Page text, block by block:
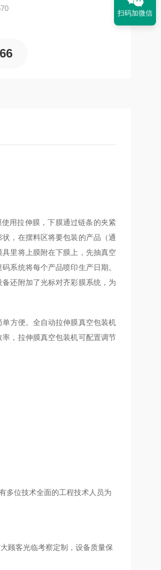
用拉伸膜，下膜通过链条的夹紧
，在摆料区将要包装的产品（通
里将上膜附在下膜上，先抽真空
系统将每个产品喷印生产日期。
还附加了光标对齐彩膜系统，为
方便。全自动拉伸膜真空包装机
，拉伸膜真空包装机可配置调节
多位技术全面的工程技术人员为
顾客光临考察定制，设备质量保
扫码加微信